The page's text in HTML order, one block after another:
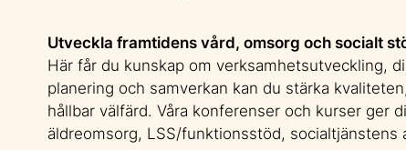
Utveckla framtidens vård, omsorg och socialt
Här får du kunskap om verksamhetsutveckling,
planering och samverkan kan du stärka
hållbar välfärd. Våra konferenser och kurser ger
äldreomsorg, LSS/funktionsstöd,